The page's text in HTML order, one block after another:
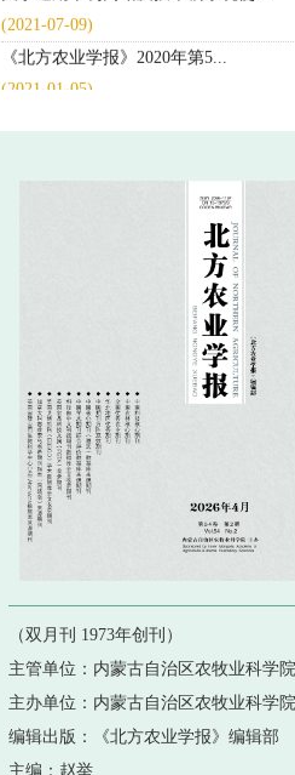
《北方农业学报》2020年第5...
《北方农业学报》2020年第4...
《北方农业学报》2020年第2...
《北方农业学报》开通中国知网首...
《北方农业学报》杂志影响因子达...
《北方农业学报》2020年第6...